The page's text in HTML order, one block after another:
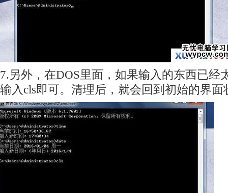
7.另外，在DOS里面，如果输入的东西已经
输入cls即可。清理后，就会回到初始的界面